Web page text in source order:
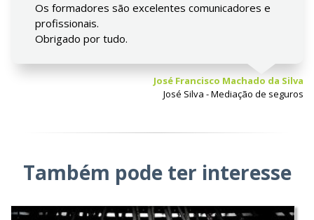
Os formadores são excelentes comunicadores e
profissionais.
Obrigado por tudo.
José Francisco Machado da Silva
José Silva - Mediação de seguros
Também pode ter interesse